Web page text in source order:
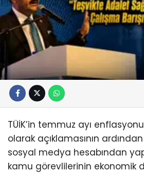
TÜİK’in temmuz ayı
olarak açıklamasının
sosyal medya hesabından
kamu görevlilerinin ekonomik